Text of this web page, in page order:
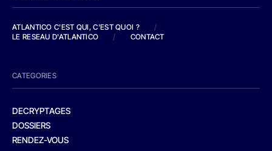
ATLANTICO C'EST QUI, C'EST QUOI ?
/
LE RESEAU D'ATLANTICO
/ CONTACT
CATEGORIES
DECRYPTAGES
DOSSIERS
RENDEZ-VOUS